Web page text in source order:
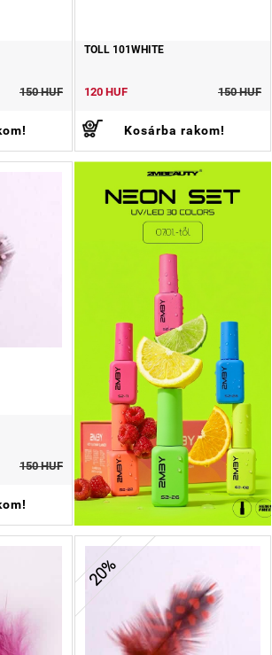
150 HUF
TOLL 101WHITE
120 HUF 150 HUF
Kosárba rakom!
150 HUF
20%